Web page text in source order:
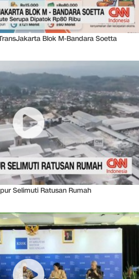
Blok M-Bandara Soetta
Selimuti Ratusan Rumah